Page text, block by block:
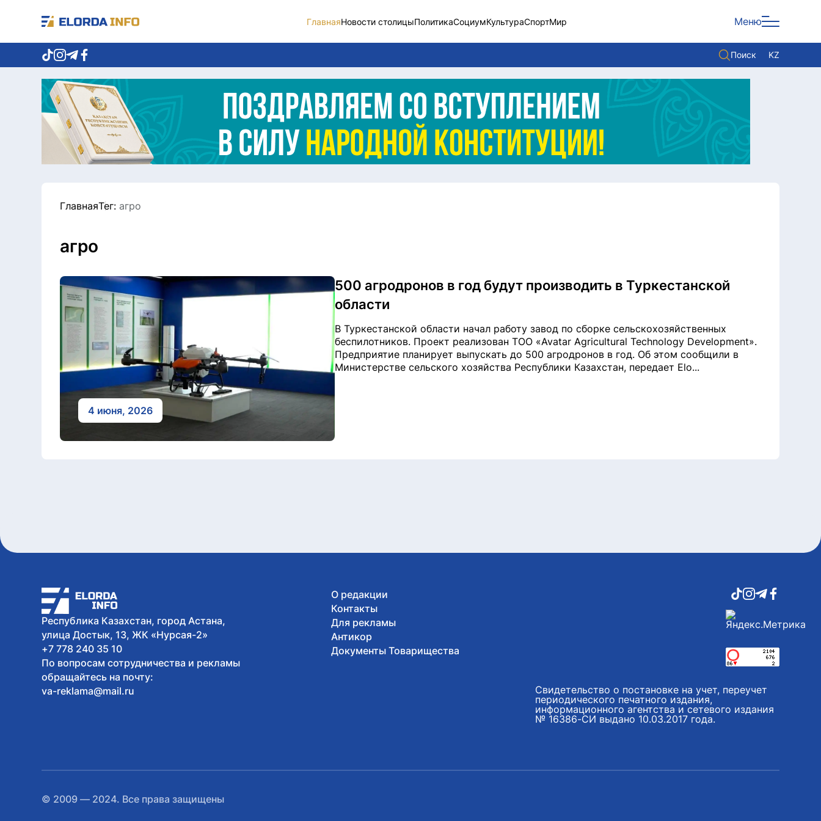
ГлавнаяНовости столицыПолитикаСоциумКультураСпортМир Меню
Поиск KZ
Новости столицы
Политика
Социум
Экономика
Спорт
Культура
ГлавнаяТег: агро
агро
4 июня, 2026
500 агродронов в год будут производить в Туркестанской
области
В Туркестанской области начал работу завод по сборке сельскохозяйственных
беспилотников. Проект реализован ТОО «Avatar Agricultural Technology Development».
Предприятие планирует выпускать до 500 агродронов в год. Об этом сообщили в
Министерстве сельского хозяйства Республики Казахстан, передает Elo...
Республика Казахстан, город Астана,
улица Достык, 13, ЖК «Нурсая-2»
+7 778 240 35 10
По вопросам сотрудничества и рекламы
обращайтесь на почту:
va-reklama@mail.ru
О редакции
Контакты
Для рекламы
Антикор
Документы Товарищества
Свидетельство о постановке на учет, переучет
периодического печатного издания,
информационного агентства и сетевого издания
№ 16386-СИ выдано 10.03.2017 года.
© 2009 — 2024. Все права защищены